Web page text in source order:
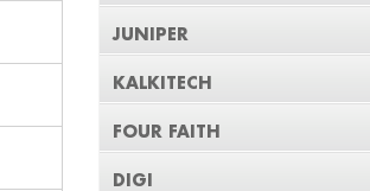
JUNIPER
KALKITECH
FOUR FAITH
DIGI